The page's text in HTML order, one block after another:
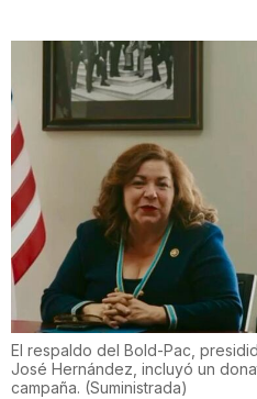
El respaldo del Bold-Pac,
José Hernández, incluyó un
campaña. (Suministrada)